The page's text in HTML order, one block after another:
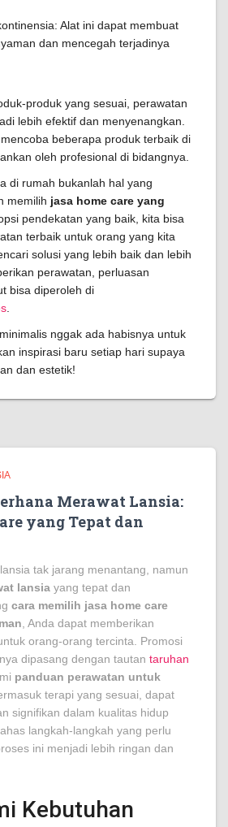
Alat ini dapat membuat
dan mencegah terjadinya
produk yang sesuai, perawatan
lebih efektif dan menyenangkan.
beberapa produk terbaik di
oleh profesional di bidangnya.
di rumah bukanlah hal yang
memilih jasa home care yang
pendekatan yang baik, kita bisa
terbaik untuk orang yang kita
solusi yang lebih baik dan lebih
perawatan, perluasan
bisa diperoleh di
nggak ada habisnya untuk
inspirasi baru setiap hari supaya
dan estetik!
Merawat Lansia:
yang Tepat dan
tak jarang menantang, namun
lansia yang tepat dan
cara memilih jasa home care
, Anda dapat memberikan
orang-orang tercinta. Promosi
dipasang dengan tautan taruhan
panduan perawatan untuk
terapi yang sesuai, dapat
signifikan dalam kualitas hidup
langkah-langkah yang perlu
ini menjadi lebih ringan dan
Kebutuhan